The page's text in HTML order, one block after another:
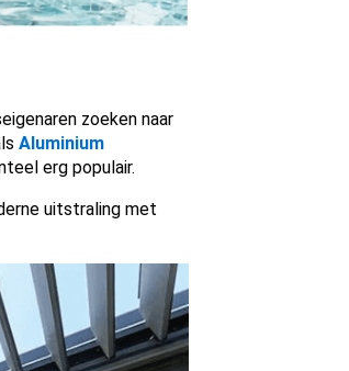
zoeken naar
Aluminium
erg populair.
uitstraling met